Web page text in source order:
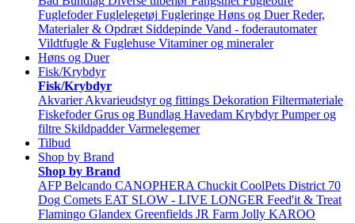
Fuglefoder Fuglelegetøj Fugleringe Høns og Duer Reder,
Materialer & Opdræt Siddepinde Vand - foderautomater
Vildtfugle & Fuglehuse Vitaminer og mineraler
Høns og Duer
Fisk/Krybdyr
Fisk/Krybdyr
Akvarier Akvarieudstyr og fittings Dekoration Filtermateriale
Fiskefoder Grus og Bundlag Havedam Krybdyr Pumper og
filtre Skildpadder Varmelegemer
Tilbud
Shop by Brand
Shop by Brand
AFP Belcando CANOPHERA Chuckit CoolPets District 70
Dog Comets EAT SLOW - LIVE LONGER Feed'it & Treat
Flamingo Glandex Greenfields JR Farm Jolly KAROO